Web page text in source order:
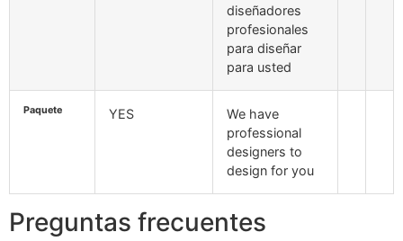
diseñadores
profesionales
para diseñar
para usted
Paquete YES
We have
professional
designers to
design for you
Preguntas frecuentes